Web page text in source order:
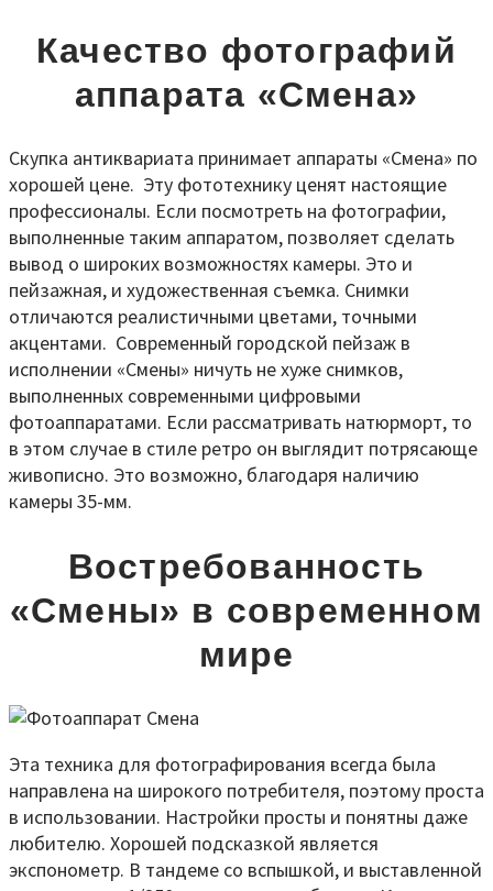
Качество фотографий
аппарата «Смена»
Скупка антиквариата принимает аппараты «Смена» по
хорошей цене. Эту фототехнику ценят настоящие
профессионалы. Если посмотреть на фотографии,
выполненные таким аппаратом, позволяет сделать
вывод о широких возможностях камеры. Это и
пейзажная, и художественная съемка. Снимки
отличаются реалистичными цветами, точными
акцентами. Современный городской пейзаж в
исполнении «Смены» ничуть не хуже снимков,
выполненных современными цифровыми
фотоаппаратами. Если рассматривать натюрморт, то
в этом случае в стиле ретро он выглядит потрясающе
живописно. Это возможно, благодаря наличию
камеры 35-мм.
Востребованность
«Смены» в современном
мире
Эта техника для фотографирования всегда была
направлена на широкого потребителя, поэтому проста
в использовании. Настройки просты и понятны даже
любителю. Хорошей подсказкой является
экспонометр. В тандеме со вспышкой, и выставленной